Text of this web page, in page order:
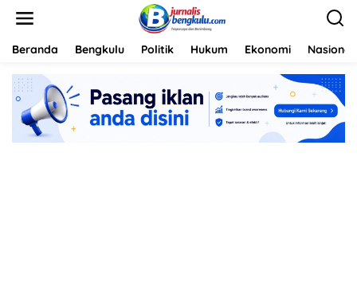
Beranda Bengkulu Politik Hukum Ekonomi Nasional